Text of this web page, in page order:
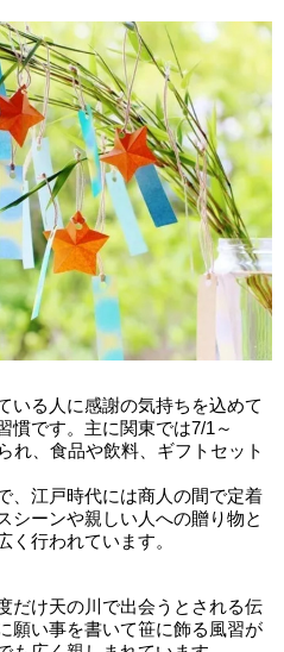
いる人に感謝の気持ちを込めて
慣です。主に関東では7/1～
れ、食品や飲料、ギフトセット
、江戸時代には商人の間で定着
シーンや親しい人への贈り物と
く行われています。
だけ天の川で出会うとされる伝
願い事を書いて笹に飾る風習が